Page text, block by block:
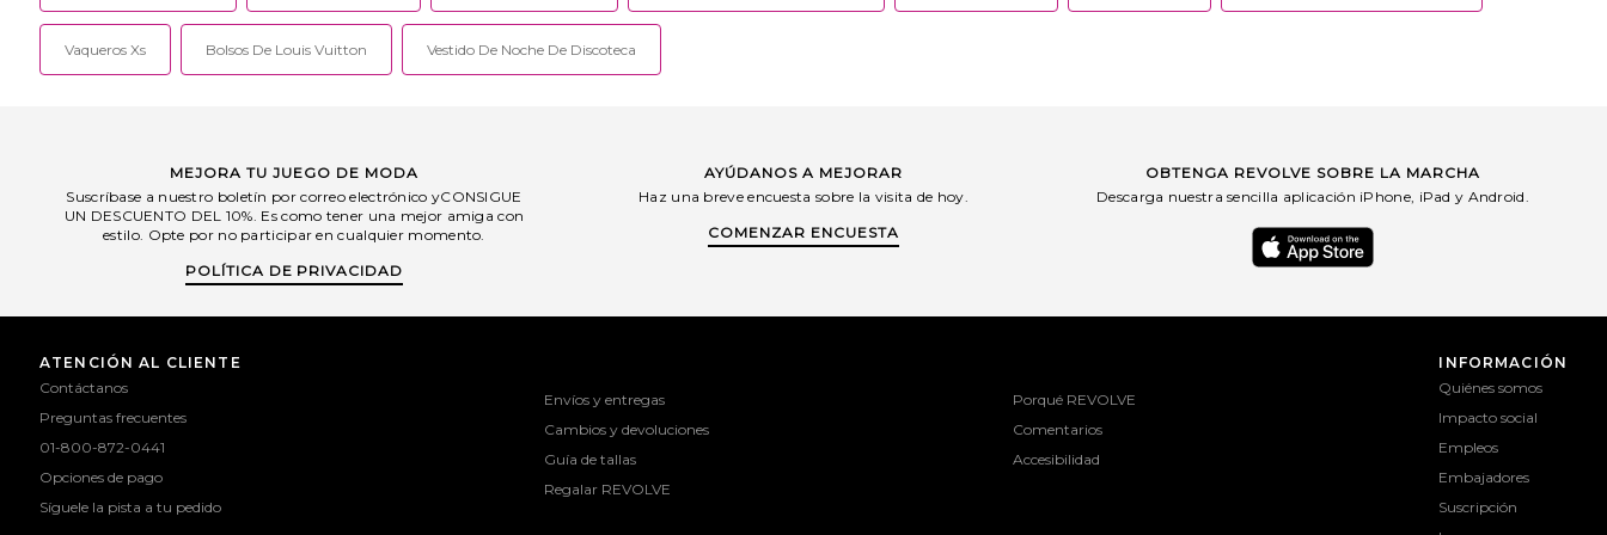
Vaqueros Xs Bolsos De Louis Vuitton Vestido De Noche De Discoteca
MEJORA TU JUEGO DE MODA
Suscríbase a nuestro boletín por correo electrónico yCONSIGUE
UN DESCUENTO DEL 10%. Es como tener una mejor amiga con
estilo. Opte por no participar en cualquier momento.
POLÍTICA DE PRIVACIDAD
AYÚDANOS A MEJORAR
Haz una breve encuesta sobre la visita de hoy.
COMENZAR ENCUESTA
OBTENGA REVOLVE SOBRE LA MARCHA
Descarga nuestra sencilla aplicación iPhone, iPad y Android.
ATENCIÓN AL CLIENTE
Contáctanos
Preguntas frecuentes
01-800-872-0441
Opciones de pago
Síguele la pista a tu pedido
Envíos y entregas
Cambios y devoluciones
Guía de tallas
Regalar REVOLVE
Porqué REVOLVE
Comentarios
Accesibilidad
INFORMACIÓN
Quiénes somos
Impacto social
Empleos
Embajadores
Suscripción